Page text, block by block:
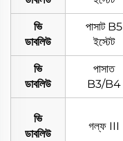
ভি
ডাবলিউ
পাসাট B5
ইস্টেট
ভি
ডাবলিউ
পাসাত
B3/B4
ভি
ডাবলিউ
গল্ফ III